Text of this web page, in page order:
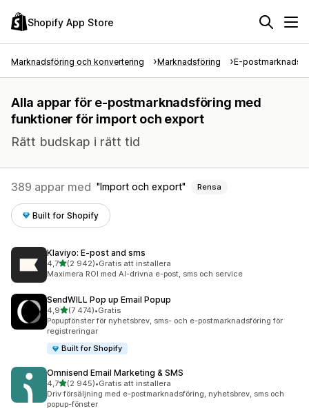
Shopify App Store
Marknadsföring och konvertering Marknadsföring E-
Alla appar för e-postmarknadsföring med
funktioner för import och export
Rätt budskap i rätt tid
389 appar med Import och export Rensa
Built for Shopify
Klaviyo: E‑post and sms
4,7av 5 stjärnor
(2 942)
2942 recensioner totalt
•Gratis att installera
Maximera ROI med AI-drivna e-post, sms och service
SendWILL Pop up Email Popup
4,9av 5 stjärnor
(7 474)
7474 recensioner totalt
•Gratis
Popupfönster för nyhetsbrev, sms- och e-postmarknadsföring för
registreringar
Built for Shopify
Omnisend Email Marketing & SMS
4,7av 5 stjärnor
(2 945)
2945 recensioner totalt
•Gratis att installera
Driv försäljning med e-postmarknadsföring, nyhetsbrev, sms och
popup-fönster